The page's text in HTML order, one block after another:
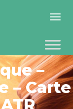
Toggle
–
– Carte